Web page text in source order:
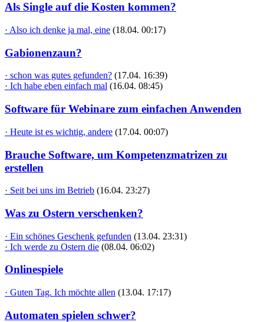
Als Single auf die Kosten kommen?
· Also ich denke ja mal, eine (18.04. 00:17)
Gabionenzaun?
· schon was gutes gefunden? (17.04. 16:39)
· Ich habe eben einfach mal (16.04. 08:45)
Software für Webinare zum einfachen Anwenden
· Heute ist es wichtig, andere (17.04. 00:07)
Brauche Software, um Kompetenzmatrizen zu
erstellen
· Seit bei uns im Betrieb (16.04. 23:27)
Was zu Ostern verschenken?
· Ein schönes Geschenk gefunden (13.04. 23:31)
· Ich werde zu Ostern die (08.04. 06:02)
Onlinespiele
· Guten Tag. Ich möchte allen (13.04. 17:17)
Automaten spielen schwer?